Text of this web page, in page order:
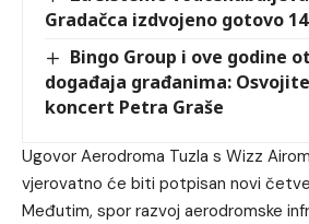
Gradačca izdvojeno gotovo
Bingo Group i ove godine
događaja građanima:
koncert Petra Graše
Ugovor Aerodroma Tuzla s Wizz
vjerovatno će biti potpisan novi
Međutim, spor razvoj aerodromske